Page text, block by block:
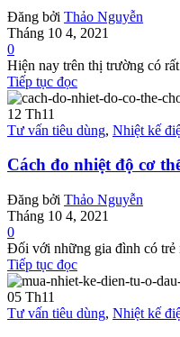
Đăng bởi Thảo Nguyễn
Tháng 10 4, 2021
0
Hiện nay trên thị trường có
Tiếp tục đọc
12 Th11
Tư vấn tiêu dùng, Nhiệt kế
Cách đo nhiệt độ cơ
Đăng bởi Thảo Nguyễn
Tháng 10 4, 2021
0
Đối với những gia đình có trẻ
Tiếp tục đọc
05 Th11
Tư vấn tiêu dùng, Nhiệt kế